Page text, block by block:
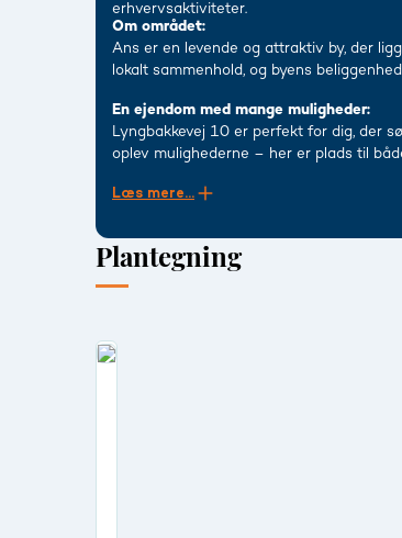
erhvervsaktiviteter.
Om området:
Ans er en levende og attraktiv by, der
lokalt sammenhold, og byens
En ejendom med mange muligheder:
Lyngbakkevej 10 er perfekt for dig, der
oplev mulighederne – her er plads til
Læs mere...
Plantegning